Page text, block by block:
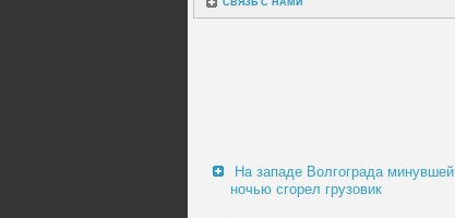
СВЯЗЬ С НАМИ
На западе Волгограда минувшей
ночью сгорел грузовик